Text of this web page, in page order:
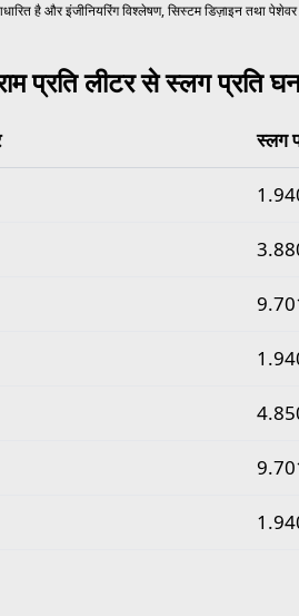
है और इंजीनियरिंग विश्लेषण, सिस्टम डिज़ाइन तथा
प्रति लीटर से स्लग प्रति
लीटर से स्लग प्रति घन फुट मान
स्लग